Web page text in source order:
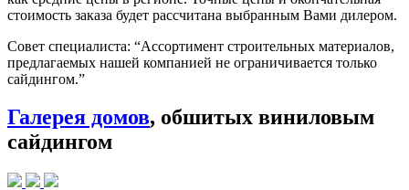
стоимость заказа будет рассчитана выбранным Вами дилером.
Совет специалиста: “Ассортимент строительных материалов,
предлагаемых нашей компанией не ограничивается только
сайдингом.”
Галерея домов, обшитых виниловым
сайдингом